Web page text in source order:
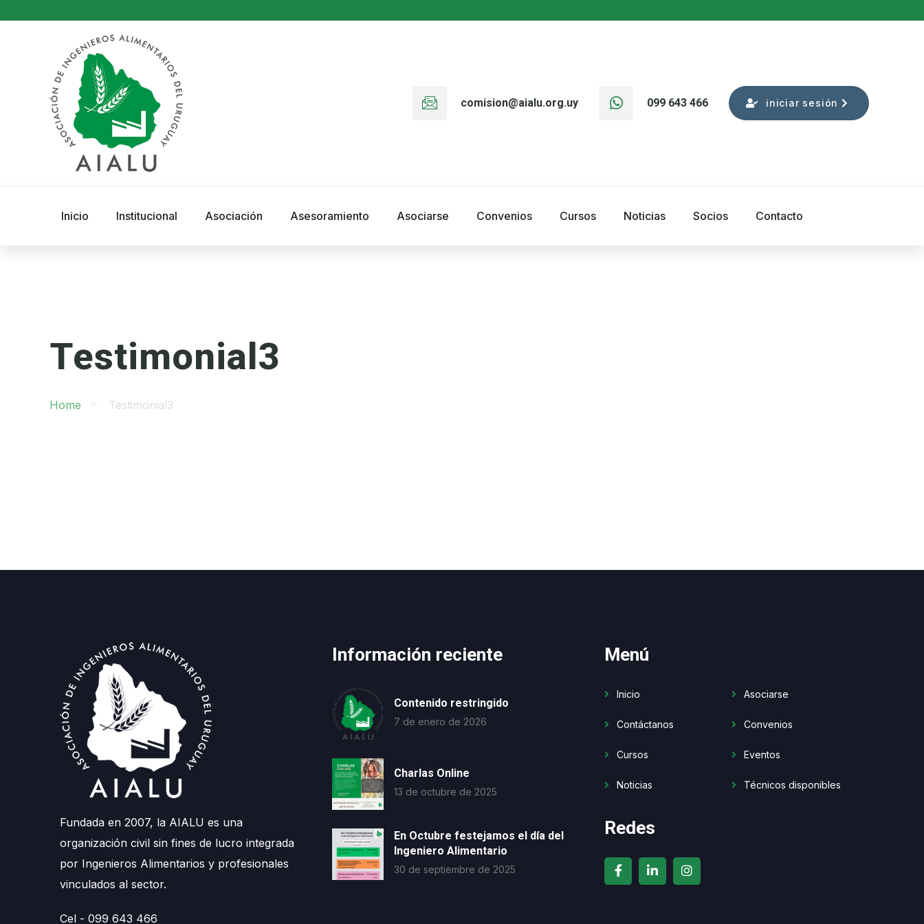
comision@aialu.org.uy 099 643 466 iniciar sesión
Inicio Institucional Asociación Asesoramiento Asociarse Convenios Cursos Noticias Socios Contacto
Testimonial3
Home Testimonial3
Fundada en 2007, la AIALU es una
organización civil sin fines de lucro integrada
por Ingenieros Alimentarios y profesionales
vinculados al sector.
Cel - 099 643 466
Información reciente
Contenido restringido
7 de enero de 2026
Charlas Online
13 de octubre de 2025
En Octubre festejamos el día del
Ingeniero Alimentario
30 de septiembre de 2025
Menú
Inicio Asociarse
Contáctanos Convenios
Cursos Eventos
Noticias Técnicos disponibles
Redes